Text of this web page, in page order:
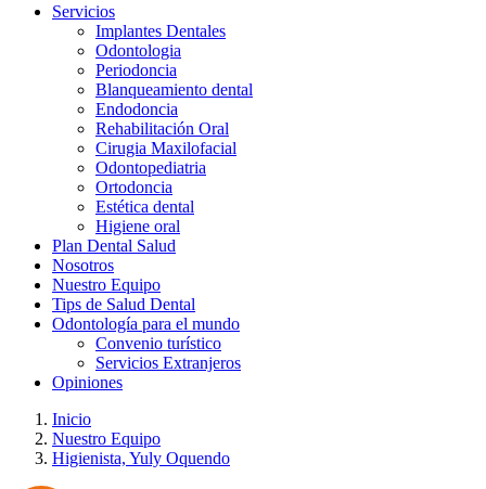
Servicios
Implantes Dentales
Odontologia
Periodoncia
Blanqueamiento dental
Endodoncia
Rehabilitación Oral
Cirugia Maxilofacial
Odontopediatria
Ortodoncia
Estética dental
Higiene oral
Plan Dental Salud
Nosotros
Nuestro Equipo
Tips de Salud Dental
Odontología para el mundo
Convenio turístico
Servicios Extranjeros
Opiniones
Inicio
Nuestro Equipo
Higienista, Yuly Oquendo